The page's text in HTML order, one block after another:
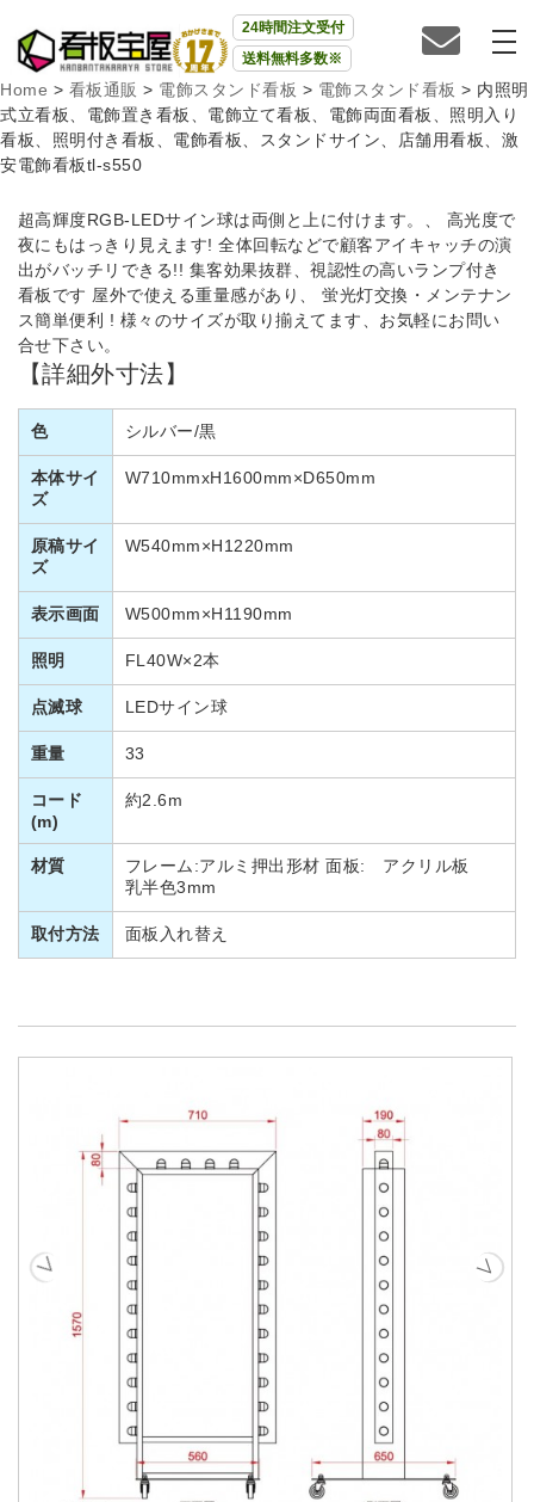
24時間注文受付
送料無料多数※
Home > 看板通販 > 電飾スタンド看板 > 電飾スタンド看板 > 内照明
式立看板、電飾置き看板、電飾立て看板、電飾両面看板、照明入り
看板、照明付き看板、電飾看板、スタンドサイン、店舗用看板、激
安電飾看板tl-s550
超高輝度RGB-LEDサイン球は両側と上に付けます。、 高光度で
夜にもはっきり見えます! 全体回転などで顧客アイキャッチの演
出がバッチリできる!! 集客効果抜群、視認性の高いランプ付き
看板です 屋外で使える重量感があり、 蛍光灯交換・メンテナン
ス簡単便利 ! 様々のサイズが取り揃えてます、お気軽にお問い
合せ下さい。
【詳細外寸法】
色 シルバー/黒
本体サイ
ズ
W710mmxH1600mm×D650mm
原稿サイ
ズ
W540mm×H1220mm
表示画面 W500mm×H1190mm
照明 FL40W×2本
点滅球 LEDサイン球
重量 33
コード
(m)
約2.6m
材質
フレーム:アルミ押出形材 面板: アクリル板
乳半色3mm
取付方法 面板入れ替え